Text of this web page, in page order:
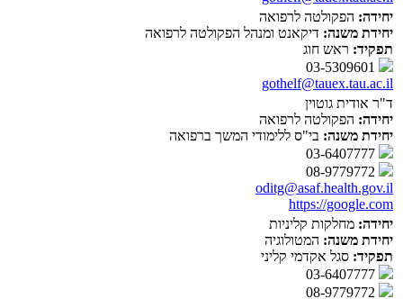
יחידה: הפקולטה לרפואה
יחידת משנה: דיקאנט ומנהל הפקולטה לרפואה
תפקיד: ראש חוג
gothelf@tauex.tau.ac.il
ד"ר אודית גוטוין
יחידה: הפקולטה לרפואה
יחידת משנה: בי"ס ללימודי המשך ברפואה
oditg@asaf.health.gov.il
https://google.com
יחידה: מחלקות קליניות
יחידת משנה: המטולוגיה
תפקיד: סגל אקדמי קליני